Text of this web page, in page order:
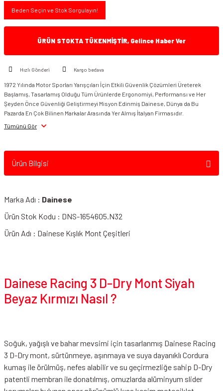
Beden Seçin ve Stok Sorgulayın!
ÜRÜN STOKTA TÜKENMİŞTİR, Gelince Haber Ver
Hızlı Gönderi Kargo bedava
1972 Yılında Motor Sporları Yarışçıları İçin Etkili Güvenlik Çözümleri Üreterek
Başlamış, Tasarlamış Olduğu Tüm Ürünlerde Ergonomiyi, Performansı ve Her
Şeyden Önce Güvenliği Geliştirmeyi Misyon Edinmiş Dainese, Dünya da Bu
Pazarda En Çok Bilinen Markalar Arasında Yer Almış İtalyan Firmasıdır.
Tümünü Gör
Ürün Bilgisi
Marka Adı : Dainese
Ürün Stok Kodu : DNS-1654605.N32
Ürün Adı : Dainese Kışlık Mont Çeşitleri
Dainese Racing 3 D-Dry Mont Siyah
Beyaz Kırmızı Nasıl ?
Soğuk, yağışlı ve bahar mevsimi için tasarlanmış Dainese Racing
3 D-Dry mont, sürtünmeye, aşınmaya ve suya dayanıklı Cordura
kumaş ile örülmüş, nefes alabilir ve su geçirmezliğe sahip D-Dry
patentli membran ile donatılmış, omuzlarda alüminyum slider